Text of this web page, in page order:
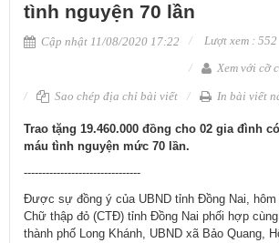
tình nguyện 70 lần
Cập nhật 11/08/2020 17:22
Lượt xem : 552
Xem với cỡ
Sao chép địa chỉ bài viết In bài viết
​Trao tặng 19.460.000 đồng cho 02 gia đình
máu tình nguyện mức 70 lần.
--------------------------------
Được sự đồng ý của UBND tỉnh Đồng Nai, hôm
Chữ thập đỏ (CTĐ) tỉnh Đồng Nai phối hợp
thành phố Long Khánh, UBND xã Bảo Quang,